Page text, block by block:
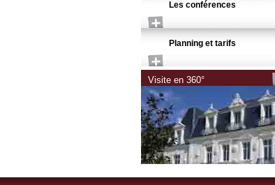
Les conférences
Planning et tarifs
Visite en 360°